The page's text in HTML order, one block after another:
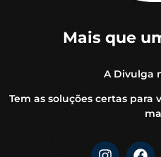
Mais que
A Divulga
Tem as soluções certas para